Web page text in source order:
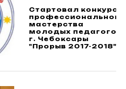
Стартовал конкурс
профессионального
мастерства
молодых педагогов
г. Чебоксары
"Прорыв 2017-2018"